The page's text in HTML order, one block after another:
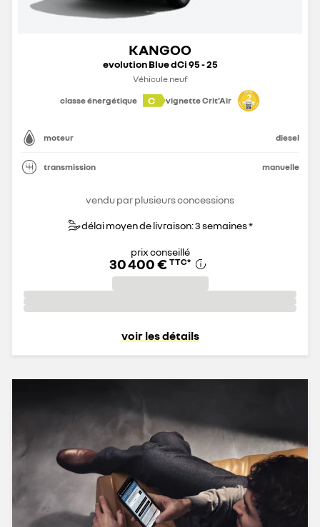
KANGOO
evolution Blue dCi 95 - 25
Véhicule neuf
classe énergétique
C vignette Crit'Air
moteur diesel
transmission manuelle
vendu par plusieurs concessions
délai moyen de livraison: 3 semaines *
prix conseillé
30 400 € TTC*
voir les détails